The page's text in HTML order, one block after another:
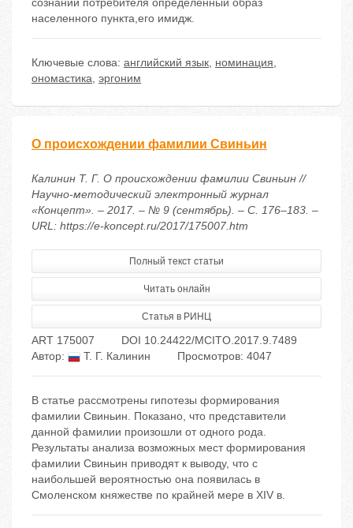
сознании потребителя определенный образ
населенного пункта,его имидж.
Ключевые слова: английский язык, номинация,
ономастика, эргоним
О происхождении фамилии Свиньин
Калинин Т. Г. О происхождении фамилии Свиньин //
Научно-методический электронный журнал
«Концепт». – 2017. – № 9 (сентябрь). – С. 176–183. –
URL: https://e-koncept.ru/2017/175007.htm
Полный текст статьи
Читать онлайн
Статья в РИНЦ
ART 175007
DOI 10.24422/MCITO.2017.9.7489
Автор:
Т. Г. Калинин Просмотров: 4047
В статье рассмотрены гипотезы формирования
фамилии Свиньин. Показано, что представители
данной фамилии произошли от одного рода.
Результаты анализа возможных мест формирования
фамилии Свиньин приводят к выводу, что с
наибольшей вероятностью она появилась в
Смоленском княжестве по крайней мере в XIV в.